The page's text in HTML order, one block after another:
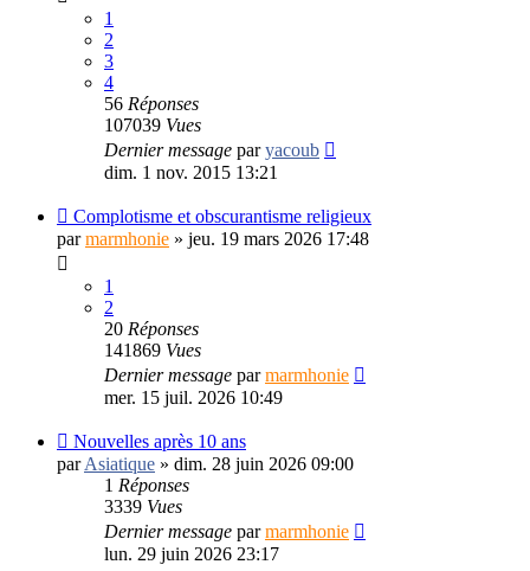
1
2
3
4
56 Réponses
107039 Vues
Dernier message paryacoub
dim. 1 nov. 2015 13:21
Complotisme et obscurantisme religieux
parmarmhonie » jeu. 19 mars 2026 17:48
1
2
20 Réponses
141869 Vues
Dernier message parmarmhonie
mer. 15 juil. 2026 10:49
Nouvelles après 10 ans
parAsiatique » dim. 28 juin 2026 09:00
1 Réponses
3339 Vues
Dernier message parmarmhonie
lun. 29 juin 2026 23:17